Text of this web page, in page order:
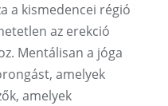
a kismedencei régió
az erekció
Mentálisan a jóga
amelyek
amelyek